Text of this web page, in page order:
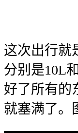
这次出行就
分别是10L
好了所有的
就塞满了。